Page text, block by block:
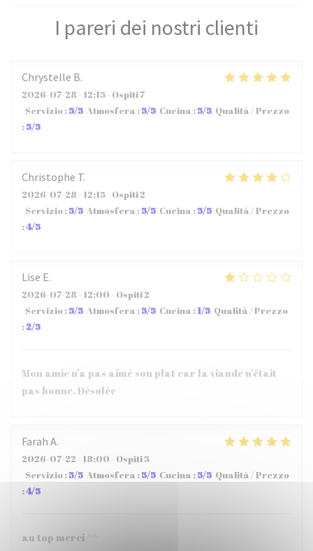
I pareri dei nostri clienti
Chrystelle B
2026-07-28 - 12:15 - Ospiti 7
Servizio:5/5 Atmosfera :5/5 Cucina :5/5 Qualità / Prezzo
:5/5
Christophe T
2026-07-28 - 12:15 - Ospiti 2
Servizio:5/5 Atmosfera :5/5 Cucina :5/5 Qualità / Prezzo
:4/5
Lise E
2026-07-28 - 12:00 - Ospiti 2
Servizio:5/5 Atmosfera :5/5 Cucina :1/5 Qualità / Prezzo
:2/5
Mon amie n’a pas aimé son plat car la viande n’était
pas bonne. Désolée
Farah A
2026-07-22 - 18:00 - Ospiti 5
Servizio:5/5 Atmosfera :5/5 Cucina :5/5 Qualità / Prezzo
:4/5
au top merci ^^